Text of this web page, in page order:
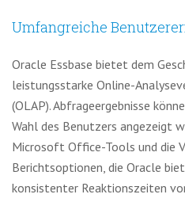
Umfangreiche
Oracle Essbase bietet dem
leistungsstarke Online-
(OLAP).Abfrageergebnisse
Wahl des Benutzers angezeigt
Microsoft Office-Tools und die
Berichtsoptionen, die Oracle
konsistenter Reaktionszeiten